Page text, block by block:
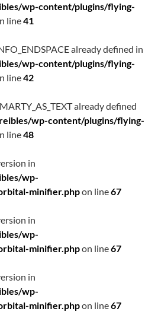
wp-content/plugins/flying-
line41
already defined in
wp-content/plugins/flying-
line42
already defined
wp-content/plugins/flying-
line48
in
wp-
minifier.phpon line67
in
wp-
minifier.phpon line67
in
wp-
minifier.phpon line67